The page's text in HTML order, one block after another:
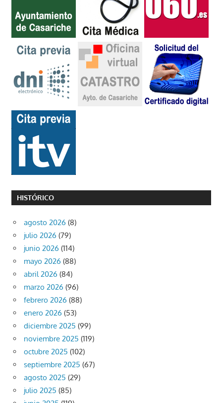
HISTÓRICO
agosto 2026 (8)
julio 2026 (79)
junio 2026 (114)
mayo 2026 (88)
abril 2026 (84)
marzo 2026 (96)
febrero 2026 (88)
enero 2026 (53)
diciembre 2025 (99)
noviembre 2025 (119)
octubre 2025 (102)
septiembre 2025 (67)
agosto 2025 (29)
julio 2025 (85)